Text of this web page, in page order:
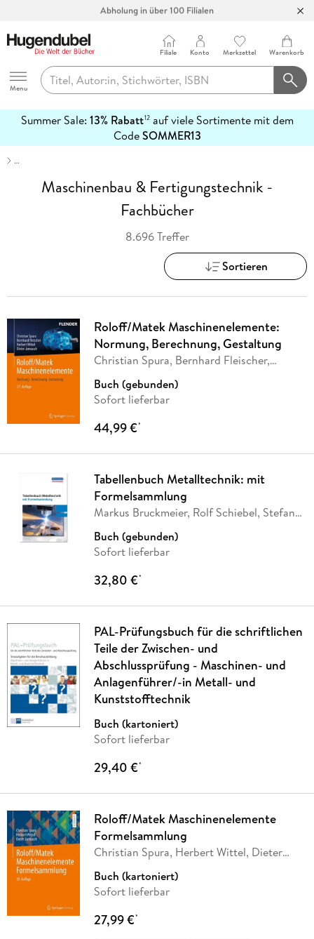
Abholung in über 100 Filialen
Hugendubel
Menu
Filiale Konto Merkzettel Warenkorb
Summer Sale: 13% Rabatt12auf viele Sortimente mit dem
CodeSOMMER13
erfahren
…
Maschinenbau & Fertigungstechnik -
Fachbücher
8.696 Treffer
Sortieren
Roloff/Matek Maschinenelemente:
Normung, Berechnung, Gestaltung
Christian Spura, Bernhard Fleischer,
Buch (gebunden)
Sofort lieferbar
44,99 €*
Tabellenbuch Metalltechnik: mit
Formelsammlung
Markus Bruckmeier, Rolf Schiebel, Stefan
Buch (gebunden)
Sofort lieferbar
32,80 €*
PAL-Prüfungsbuch für die schriftlichen
Teile der Zwischen- und
Abschlussprüfung - Maschinen- und
Anlagenführer/-in Metall- und
Kunststofftechnik
Buch (kartoniert)
Sofort lieferbar
29,40 €*
Roloff/Matek Maschinenelemente
Formelsammlung
Christian Spura, Herbert Wittel, Dieter
Buch (kartoniert)
Sofort lieferbar
27,99 €*